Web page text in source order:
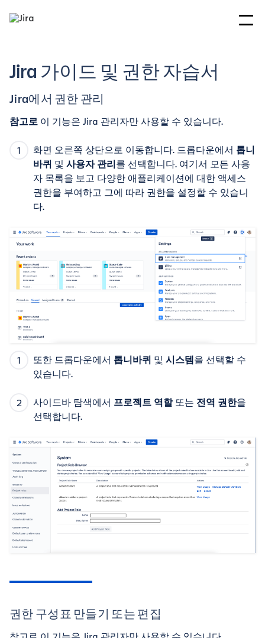
Jira 가이드 및 권한 자습서
Jira에서 권한 관리
참고로 이 기능은 Jira 관리자만 사용할 수 있습니다.
화면 오른쪽 상단으로 이동합니다. 드롭다운에서 톱니
바퀴 및 사용자 관리를 선택합니다. 여기서 모든 사용
자 목록을 보고 다양한 애플리케이션에 대한 액세스
권한을 부여하고 그에 따라 권한을 설정할 수 있습니
다.
또한 드롭다운에서 톱니바퀴 및 시스템을 선택할 수
있습니다.
사이드바 탐색에서 프로젝트 역할또는 전역 권한을
선택합니다.
권한 구성표 만들기 또는 편집